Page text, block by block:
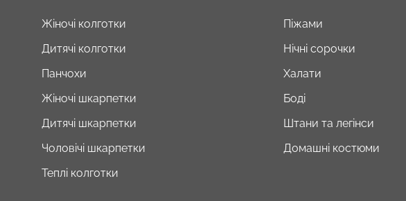
Жіночі колготки
Дитячі колготки
Панчохи
Жіночі шкарпетки
Дитячі шкарпетки
Чоловічі шкарпетки
Теплі колготки
Піжами
Нічні сорочки
Халати
Боді
Штани та легінси
Домашні костюми